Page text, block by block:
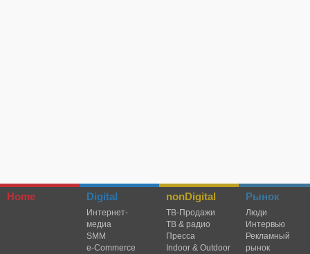
Home Digital
Интернет-
медиа
SMM
e-Commerce
nonDigital
TВ-Продажи
ТВ & радио
Пресса
Indoor & Outdoor
Рынок
Люди
Интервью
Рекламный
рынок